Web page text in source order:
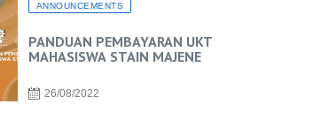
ANNOUNCEMENTS
PANDUAN PEMBAYARAN UKT
MAHASISWA STAIN MAJENE
26/08/2022